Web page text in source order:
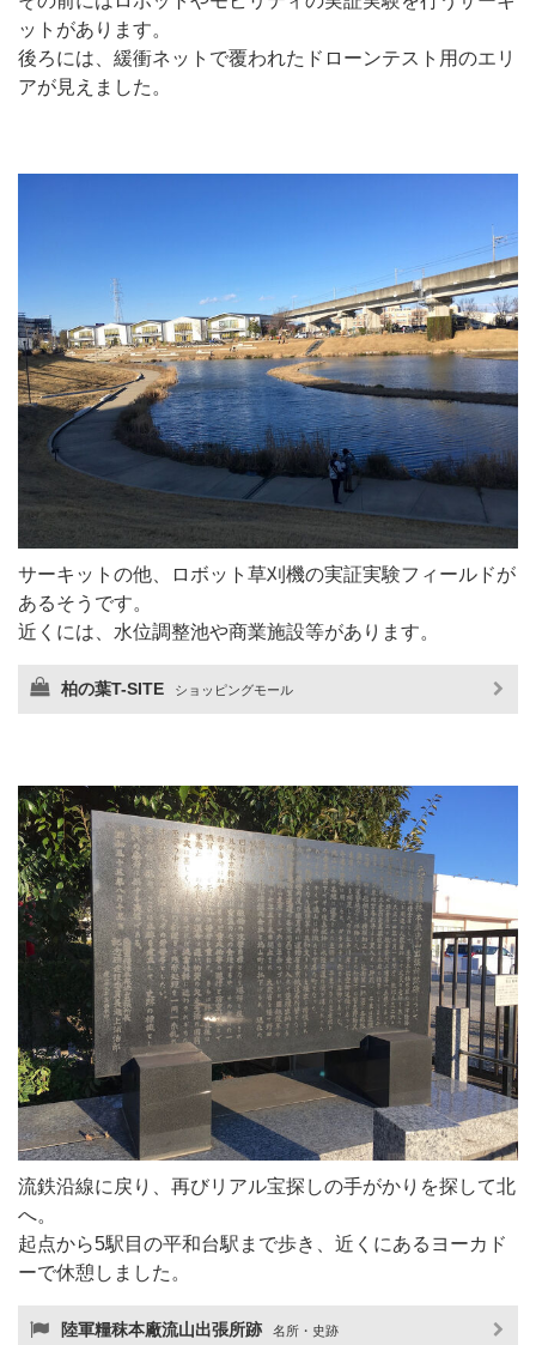
ットがあります。
後ろには、緩衝ネットで覆われたドローンテスト用のエリ
アが見えました。
サーキットの他、ロボット草刈機の実証実験フィールドが
あるそうです。
近くには、水位調整池や商業施設等があります。
柏の葉T-SITE ショッピングモール
流鉄沿線に戻り、再びリアル宝探しの手がかりを探して北
へ。
起点から5駅目の平和台駅まで歩き、近くにあるヨーカド
ーで休憩しました。
陸軍糧秣本廠流山出張所跡 名所・史跡